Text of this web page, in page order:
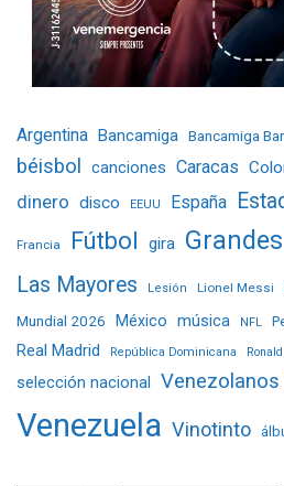
Argentina Bancamiga Bancamiga
béisbol canciones Caracas
dinero disco EEUU España
Francia Fútbol gira
Las Mayores Lesión Lionel Messi
Mundial 2026 México música NFL
Real Madrid República Dominicana
selección nacional
Venezuela Vinotinto